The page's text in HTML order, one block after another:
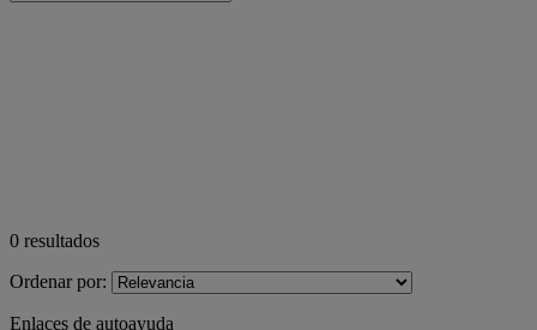
0 resultados
Ordenar por:
Enlaces de autoayuda